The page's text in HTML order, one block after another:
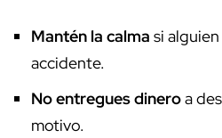
Mantén la calma si
accidente.
No entregues dineroa
motivo.